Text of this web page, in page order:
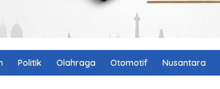
Politik Olahraga Otomotif Nusantara